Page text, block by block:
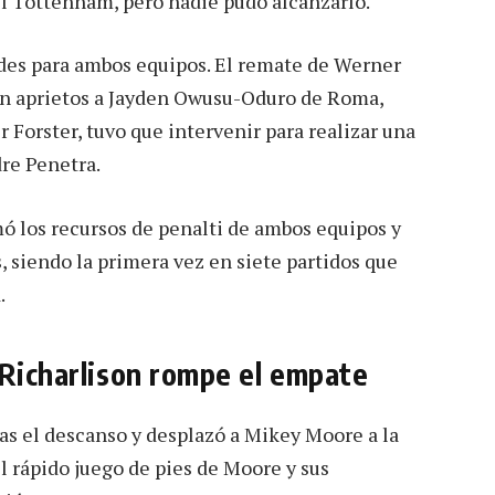
para ambos equipos. El remate de Werner
a Jayden Owusu-Oduro de Roma,
Forster, tuvo que intervenir para realizar una
Penetra.
los recursos de penalti de ambos equipos y
siendo la primera vez en siete partidos que
rompe el empate
el descanso y desplazó a Mikey Moore a la
rápido juego de pies de Moore y sus